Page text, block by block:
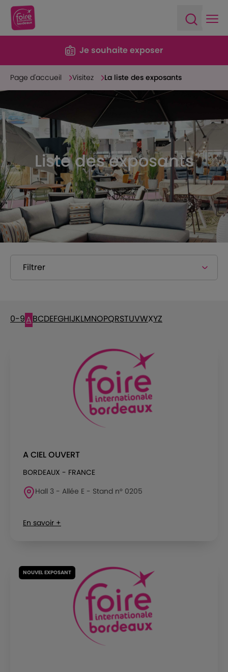
Je souhaite exposer
Page d'accueil Visitez La liste des exposants
Liste des exposants
Filtrer
0-9ABCDEFGHIJKLMNOPQRSTUVWXYZ
A CIEL OUVERT
BORDEAUX - FRANCE
Hall 3 - Allée E - Stand n° 0205
En savoir +
NOUVEL EXPOSANT